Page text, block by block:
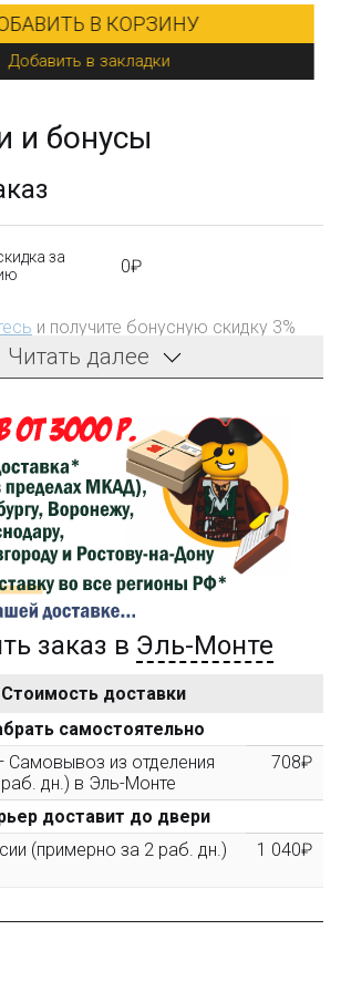
В КОРЗИНУ
Добавить в закладки
и бонусы
за
0₽
и получите бонусную скидку 3%
сумму не менее 3 000₽, оплатите
и получите 150₽ на
заказ
10%
получите постоянную скидку на все
- 10%
до 10%
Читать далее
заказ в Эль-Монте
Стоимость доставки
самостоятельно
Самовывоз из отделения
дн.) в Эль-Монте
708₽
доставит до двери
(примерно за 2 раб. дн.)
1 040₽